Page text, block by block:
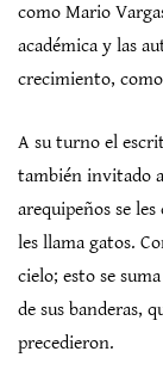
como Mario
académica y las
crecimiento,
A su turno el
también invitado
arequipeños se
les llama gatos.
cielo; esto se
de sus banderas,
precedieron.